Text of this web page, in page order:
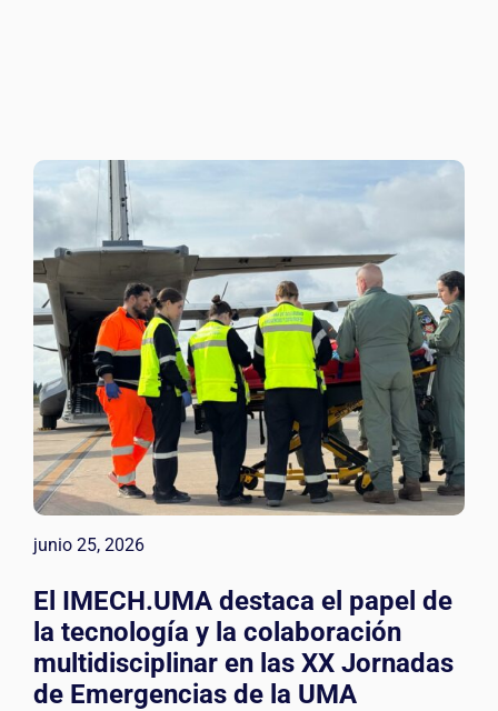
junio 25, 2026
El IMECH.UMA destaca el papel de
la tecnología y la colaboración
multidisciplinar en las XX Jornadas
de Emergencias de la UMA